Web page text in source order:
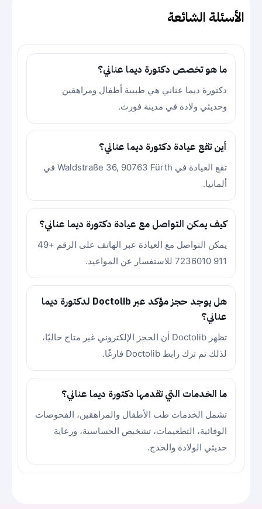
الأسئلة الشائعة
ما هو تخصص دكتورة ديما عناني؟
دكتورة ديما عناني هي طبيبة أطفال ومراهقين
وحديثي ولادة في مدينة فورث.
أين تقع عيادة دكتورة ديما عناني؟
تقع العيادة في Waldstraße 36, 90763 Fürth في
ألمانيا.
كيف يمكن التواصل مع عيادة دكتورة ديما عناني؟
يمكن التواصل مع العيادة عبر الهاتف على الرقم +49
911 7236010 للاستفسار عن المواعيد.
هل يوجد حجز مؤكد عبر Doctolib لدكتورة ديما
عناني؟
تظهر Doctolib أن الحجز الإلكتروني غير متاح حاليًا،
لذلك تم ترك رابط Doctolib فارغًا.
ما الخدمات التي تقدمها دكتورة ديما عناني؟
تشمل الخدمات طب الأطفال والمراهقين، الفحوصات
الوقائية، التطعيمات، تشخيص الحساسية، ورعاية
حديثي الولادة والخدج.